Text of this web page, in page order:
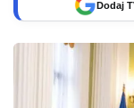
Dodaj